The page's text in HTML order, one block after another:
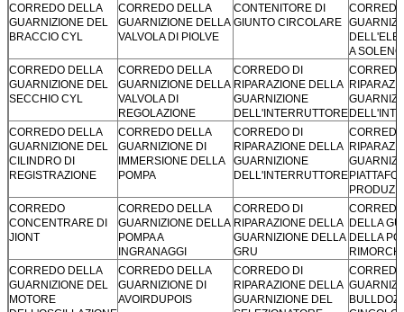
CORREDO DELLA
GUARNIZIONE DEL
BRACCIO CYL
CORREDO DELLA
GUARNIZIONE DELLA
VALVOLA DI PIOLVE
CONTENITORE DI
GIUNTO CIRCOLARE
A
CORREDO DELLA
GUARNIZIONE DEL
SECCHIO CYL
CORREDO DELLA
GUARNIZIONE DELLA
VALVOLA DI
REGOLAZIONE
CORREDO DI
RIPARAZIONE DELLA
GUARNIZIONE
DELL'INTERRUTTORE
CORREDO DELLA
GUARNIZIONE DEL
CILINDRO DI
REGISTRAZIONE
CORREDO DELLA
GUARNIZIONE DI
IMMERSIONE DELLA
POMPA
CORREDO DI
RIPARAZIONE DELLA
GUARNIZIONE
DELL'INTERRUTTORE
CORREDO
CONCENTRARE DI
JIONT
CORREDO DELLA
GUARNIZIONE DELLA
POMPA A
INGRANAGGI
CORREDO DI
RIPARAZIONE DELLA
GUARNIZIONE DELLA
GRU
DELLA
DELLA
CORREDO DELLA
GUARNIZIONE DEL
MOTORE
CORREDO DELLA
GUARNIZIONE DI
AVOIRDUPOIS
CORREDO DI
RIPARAZIONE DELLA
GUARNIZIONE DEL